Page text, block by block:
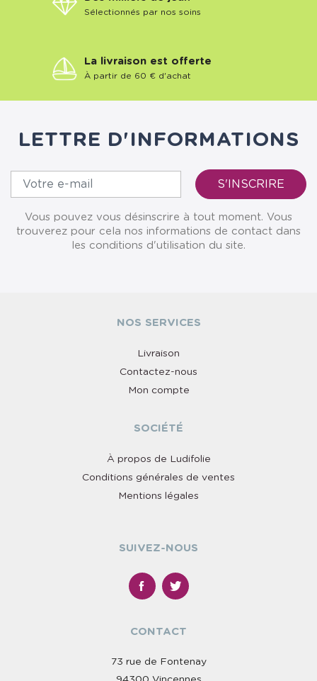
Sélectionnés par nos soins
La livraison est offerte
À partir de 60 € d'achat
LETTRE D'INFORMATIONS
Vous pouvez vous désinscrire à tout moment. Vous
trouverez pour cela nos informations de contact dans
les conditions d'utilisation du site.
NOS SERVICES
Livraison
Contactez-nous
Mon compte
SOCIÉTÉ
À propos de Ludifolie
Conditions générales de ventes
Mentions légales
SUIVEZ-NOUS
CONTACT
73 rue de Fontenay